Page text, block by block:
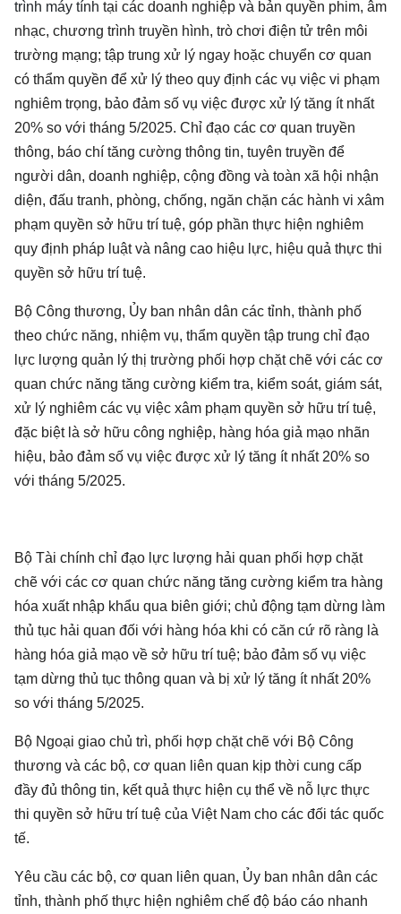
trình máy tính tại các doanh nghiệp và bản quyền phim, âm
nhạc, chương trình truyền hình, trò chơi điện tử trên môi
trường mạng; tập trung xử lý ngay hoặc chuyển cơ quan
có thẩm quyền để xử lý theo quy định các vụ việc vi phạm
nghiêm trọng, bảo đảm số vụ việc được xử lý tăng ít nhất
20% so với tháng 5/2025. Chỉ đạo các cơ quan truyền
thông, báo chí tăng cường thông tin, tuyên truyền để
người dân, doanh nghiệp, cộng đồng và toàn xã hội nhận
diện, đấu tranh, phòng, chống, ngăn chặn các hành vi xâm
phạm quyền sở hữu trí tuệ, góp phần thực hiện nghiêm
quy định pháp luật và nâng cao hiệu lực, hiệu quả thực thi
quyền sở hữu trí tuệ.
Bộ Công thương, Ủy ban nhân dân các tỉnh, thành phố
theo chức năng, nhiệm vụ, thẩm quyền tập trung chỉ đạo
lực lượng quản lý thị trường phối hợp chặt chẽ với các cơ
quan chức năng tăng cường kiểm tra, kiểm soát, giám sát,
xử lý nghiêm các vụ việc xâm phạm quyền sở hữu trí tuệ,
đặc biệt là sở hữu công nghiệp, hàng hóa giả mạo nhãn
hiệu, bảo đảm số vụ việc được xử lý tăng ít nhất 20% so
với tháng 5/2025.
Bộ Tài chính chỉ đạo lực lượng hải quan phối hợp chặt
chẽ với các cơ quan chức năng tăng cường kiểm tra hàng
hóa xuất nhập khẩu qua biên giới; chủ động tạm dừng làm
thủ tục hải quan đối với hàng hóa khi có căn cứ rõ ràng là
hàng hóa giả mạo về sở hữu trí tuệ; bảo đảm số vụ việc
tạm dừng thủ tục thông quan và bị xử lý tăng ít nhất 20%
so với tháng 5/2025.
Bộ Ngoại giao chủ trì, phối hợp chặt chẽ với Bộ Công
thương và các bộ, cơ quan liên quan kịp thời cung cấp
đầy đủ thông tin, kết quả thực hiện cụ thể về nỗ lực thực
thi quyền sở hữu trí tuệ của Việt Nam cho các đối tác quốc
tế.
Yêu cầu các bộ, cơ quan liên quan, Ủy ban nhân dân các
tỉnh, thành phố thực hiện nghiêm chế độ báo cáo nhanh